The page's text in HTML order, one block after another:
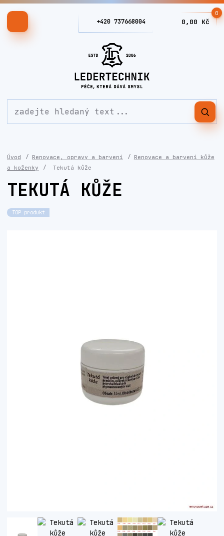
+420 737668004
0
0,00 Kč
Úvod Renovace, opravy a barvení
Renovace a barvení kůže
a koženky
Tekutá kůže
TEKUTÁ KŮŽE
TOP produkt